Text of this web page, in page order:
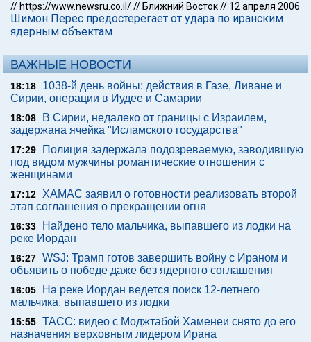
// https://www.newsru.co.il/// Ближний Восток// 12 апреля 2006
Шимон Перес предостерегает от удара по иранским
ядерным объектам
ВАЖНЫЕ НОВОСТИ
18:18
1038-й день войны: действия в Газе, Ливане и
Сирии, операции в Иудее и Самарии
18:08
В Сирии, недалеко от границы с Израилем,
задержана ячейка "Исламского государства"
17:29
Полиция задержала подозреваемую, заводившую
под видом мужчины романтические отношения с
женщинами
17:12
ХАМАС заявил о готовности реализовать второй
этап соглашения о прекращении огня
16:33
Найдено тело мальчика, выпавшего из лодки на
реке Иордан
16:27 WSJ: Трамп готов завершить войну с Ираном и
объявить о победе даже без ядерного соглашения
16:05
На реке Иордан ведется поиск 12-летнего
мальчика, выпавшего из лодки
15:55 ТАСС: видео с Моджтабой Хаменеи снято до его
назначения верховным лидером Ирана